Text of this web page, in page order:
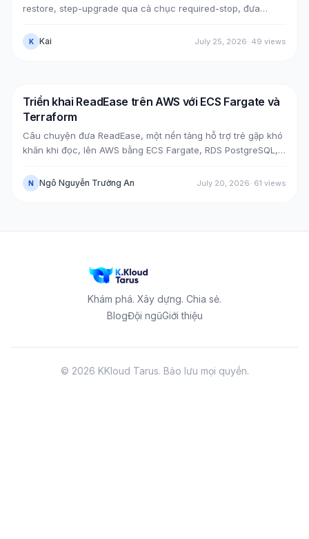
restore, step-upgrade qua cả chục required-stop, đưa
PrivateLink + Transit Gateway), rồi cutover bằng split-
horizon DNS, tất cả mà không đụng máy cũ. Kèm các case
K Kai July 25, 2026· 49 views
AWS RDS
Triển khai ReadEase trên AWS với ECS Fargate và
Terraform
Câu chuyện đưa ReadEase, một nền tảng hỗ trợ trẻ gặp khó
khăn khi đọc, lên AWS bằng ECS Fargate, RDS PostgreSQL,
portfolio/demo.
N Ngô Nguyễn Trường An July 20, 2026· 61 views
Khám phá. Xây dựng. Chia sẻ.
BlogĐội ngũGiới thiệu
© 2026 KKloud Tarus. Bảo lưu mọi quyền.